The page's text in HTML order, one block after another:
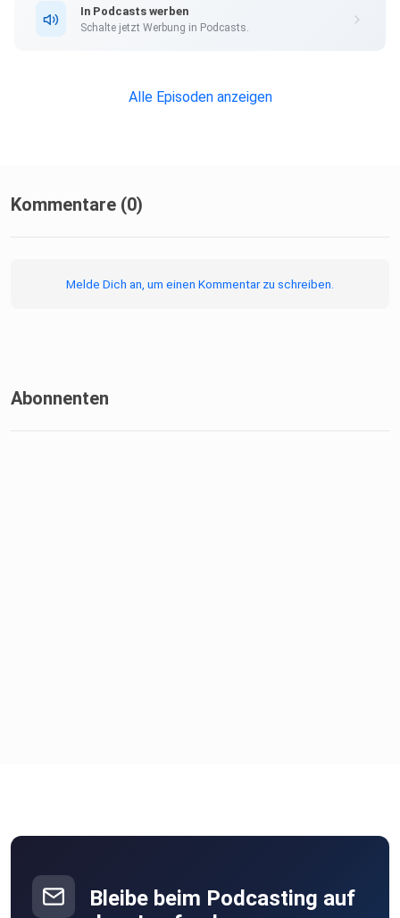
In Podcasts werben
Schalte jetzt Werbung in Podcasts.
Alle Episoden anzeigen
Kommentare (0)
Melde Dich an, um einen Kommentar zu schreiben.
Abonnenten
Bleibe beim Podcasting auf